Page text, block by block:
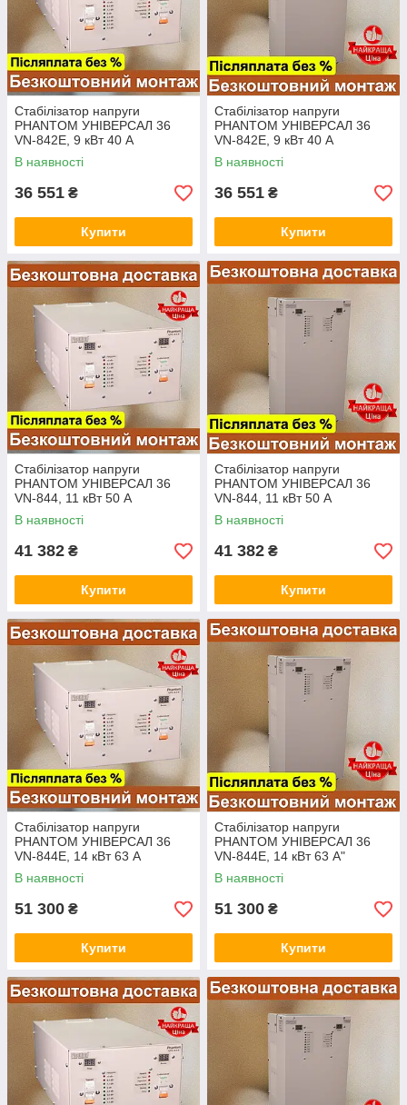
Стабілізатор напруги
PHANTOM УНІВЕРСАЛ 36
VN-842E, 9 кВт 40 А
"УНІВЕРСАЛ 36", 110-280В
Фантом перетворювач
В наявності
36 551 ₴
Купити
Стабілізатор напруги
PHANTOM УНІВЕРСАЛ 36
VN-842E, 9 кВт 40 А
"УНІВЕРСАЛ 36", 110-280В
Фантом перетворювач
В наявності
36 551 ₴
Купити
Стабілізатор напруги
PHANTOM УНІВЕРСАЛ 36
VN-844, 11 кВт 50 А
"УНІВЕРСАЛ 36", 110-280В
Фантом перетворювач
В наявності
41 382 ₴
Купити
Стабілізатор напруги
PHANTOM УНІВЕРСАЛ 36
VN-844, 11 кВт 50 А
"УНІВЕРСАЛ 36", 110-280В
Фантом перетворювач
В наявності
41 382 ₴
Купити
Стабілізатор напруги
PHANTOM УНІВЕРСАЛ 36
VN-844E, 14 кВт 63 А
"УНІВЕРСАЛ 36", 110-280
Фантом перетворювач
В наявності
51 300 ₴
Купити
Стабілізатор напруги
PHANTOM УНІВЕРСАЛ 36
VN-844E, 14 кВт 63 А"
УНІВЕРСАЛ 36", 110-280
Фантом перетворювач
В наявності
51 300 ₴
Купити